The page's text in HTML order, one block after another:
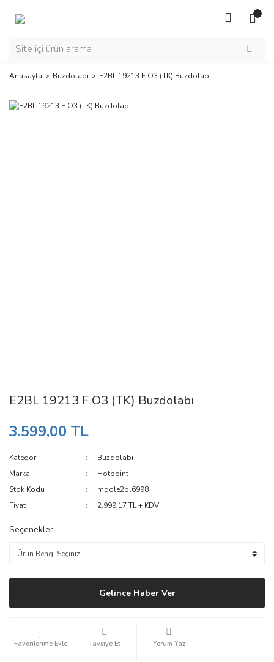
Anasayfa Buzdolabı E2BL 19213 F O3 (TK) Buzdolabı
E2BL 19213 F O3 (TK) Buzdolabı
3.599,00 TL
Kategori
Buzdolabı
Marka
Hotpoint
Stok Kodu
mgole2bl6998
Fiyat
2.999,17 TL + KDV
Seçenekler
Gelince Haber Ver
Tavsiye Et Yorum Yaz